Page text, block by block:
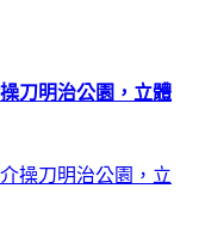
刀明治公園，立體